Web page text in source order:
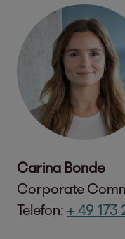
Carina Bonde
Corporate
Telefon: + 49 173